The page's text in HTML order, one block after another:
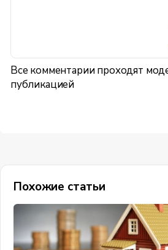
Все комментарии проходят
публикацией
Похожие статьи